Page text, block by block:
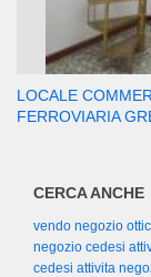
LOCALE
FERROVIARIA
CERCA ANCHE
vendo negozio
negozio cedesi
cedesi attivita